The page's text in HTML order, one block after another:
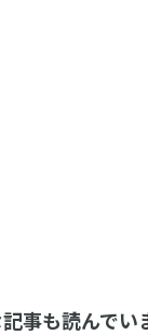
事も読んでい